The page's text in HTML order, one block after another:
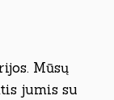
Mūsų
jumis su